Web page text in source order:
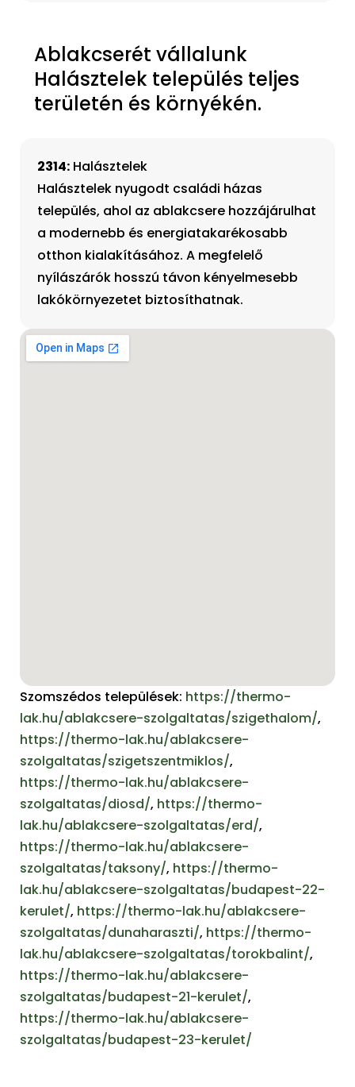
Ablakcserét vállalunk
Halásztelek település teljes
területén és környékén.
2314: Halásztelek
Halásztelek nyugodt családi házas
település, ahol az ablakcsere hozzájárulhat
a modernebb és energiatakarékosabb
otthon kialakításához. A megfelelő
nyílászárók hosszú távon kényelmesebb
lakókörnyezetet biztosíthatnak.
Szomszédos települések: https://thermo-
lak.hu/ablakcsere-szolgaltatas/szigethalom/,
https://thermo-lak.hu/ablakcsere-
szolgaltatas/szigetszentmiklos/,
https://thermo-lak.hu/ablakcsere-
szolgaltatas/diosd/, https://thermo-
lak.hu/ablakcsere-szolgaltatas/erd/,
https://thermo-lak.hu/ablakcsere-
szolgaltatas/taksony/, https://thermo-
lak.hu/ablakcsere-szolgaltatas/budapest-22-
kerulet/, https://thermo-lak.hu/ablakcsere-
szolgaltatas/dunaharaszti/, https://thermo-
lak.hu/ablakcsere-szolgaltatas/torokbalint/,
https://thermo-lak.hu/ablakcsere-
szolgaltatas/budapest-21-kerulet/,
https://thermo-lak.hu/ablakcsere-
szolgaltatas/budapest-23-kerulet/